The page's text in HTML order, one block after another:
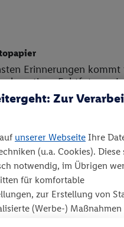
Erinnerungen kommt
lässt deine Bilder
eine elegante Optik.
Bindung können Fotos
beide Seiten
Falz und mit
Bindung
Einband
nur eine hochwertige
die Innenseiten
Zur
unserer Webseite Ihre
(u.a. Cookies). Diese
notwendig, im Übrigen
für komfortable
zur Erstellung von
(Werbe-) Maßnahmen